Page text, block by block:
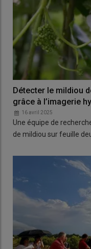
Détecter le mildiou
grâce à l’imagerie
16 avril 2025
Une équipe de
de mildiou sur feuille